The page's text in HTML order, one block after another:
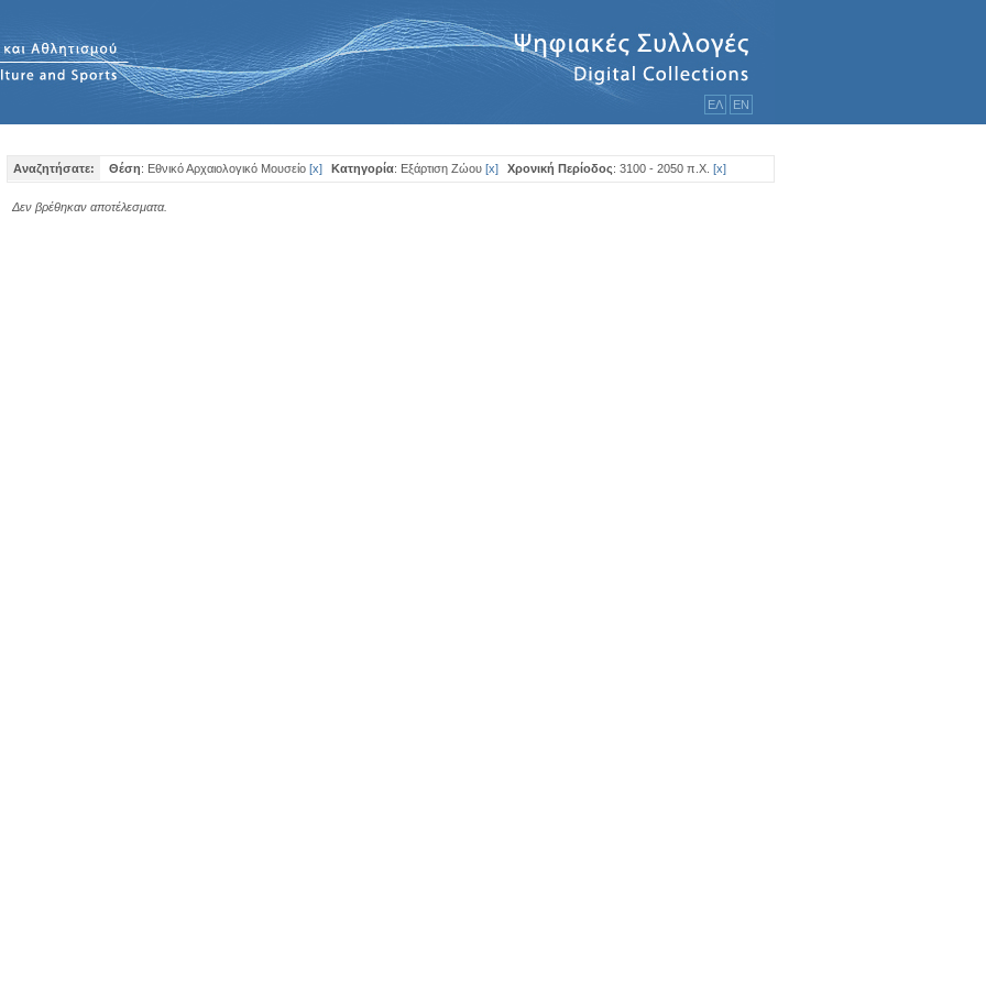
ΕΛ ΕΝ
Αναζητήσατε: Θέση: Εθνικό Αρχαιολογικό Μουσείο [x] Κατηγορία: Εξάρτιση Ζώου [x] Χρονική Περίοδος: 3100 - 2050 π.Χ. [x]
Δεν βρέθηκαν αποτέλεσματα.